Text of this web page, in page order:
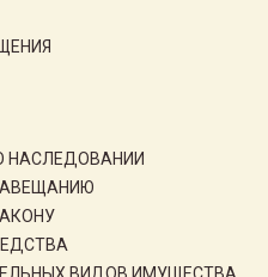
НАСЛЕДОВАНИИ
ВИДОВ ИМУЩЕСТВА